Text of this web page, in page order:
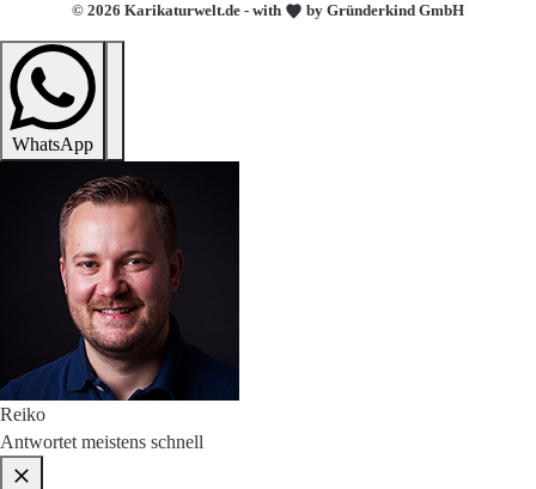
© 2026 Karikaturwelt.de - with by Gründerkind GmbH
WhatsApp
Reiko
Antwortet meistens schnell